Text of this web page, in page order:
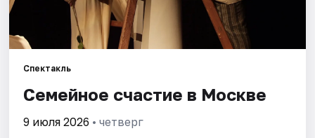
Города
Площадки
Артисты
Спектакль
Семейное счастие в Москве
9 июля 2026 • четверг